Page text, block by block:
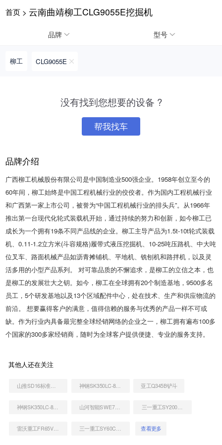
首页 > 云南曲靖柳工CLG9055E挖掘机
品牌 型号
柳工 CLG9055E
没有找到您想要的设备 ?
帮我找车
品牌介绍
广西柳工机械股份有限公司是中国制造业500强企业。1958年创立至今的
60年间，柳工始终是中国工程机械行业的佼佼者。作为国内工程机械行业
和广西第一家上市公司，被誉为“中国工程机械行业的排头兵”。从1966年
推出第一台现代化轮式装载机开始，通过持续的努力和创新，如今柳工已
成长为一个拥有19条不同产品线的企业。柳工主导产品为1.5t-10t轮式装载
机、0.11-1.2立方米(斗容规格)履带式液压挖掘机、10-25吨压路机、中大吨
位叉车、路面机械产品如沥青摊铺机、平地机、铣刨机和路拌机，以及灵
活多用的小型产品系列。 对可靠品质的不懈追求，是柳工的立信之本，也
是柳工的发展壮大之钥。如今，柳工在全球拥有20个制造基地，9500多名
员工，5个研发基地以及13个区域配件中心，处在技术、生产和供应物流的
前沿。 想要赢得客户的满意，值得信赖的服务与优秀的产品一样不可或
缺。作为行业内具备最完整全球经销网络的企业之一，柳工拥有遍布100多
个国家的300多家经销商，随时为全球客户提供便捷、专业的服务支持。
请输入手机号
《隐
政
策》
其他人还在关注
山推SD16标准型推土机 神钢SK350LC-8挖掘机 亚工Q345B铲斗
神钢SK350LC-8挖掘机 山河智能SWE70E挖掘机 三一重工SY200C挖掘机
雷沃重工FR65V8挖掘机 三一重工SY60C挖掘机 查看更多